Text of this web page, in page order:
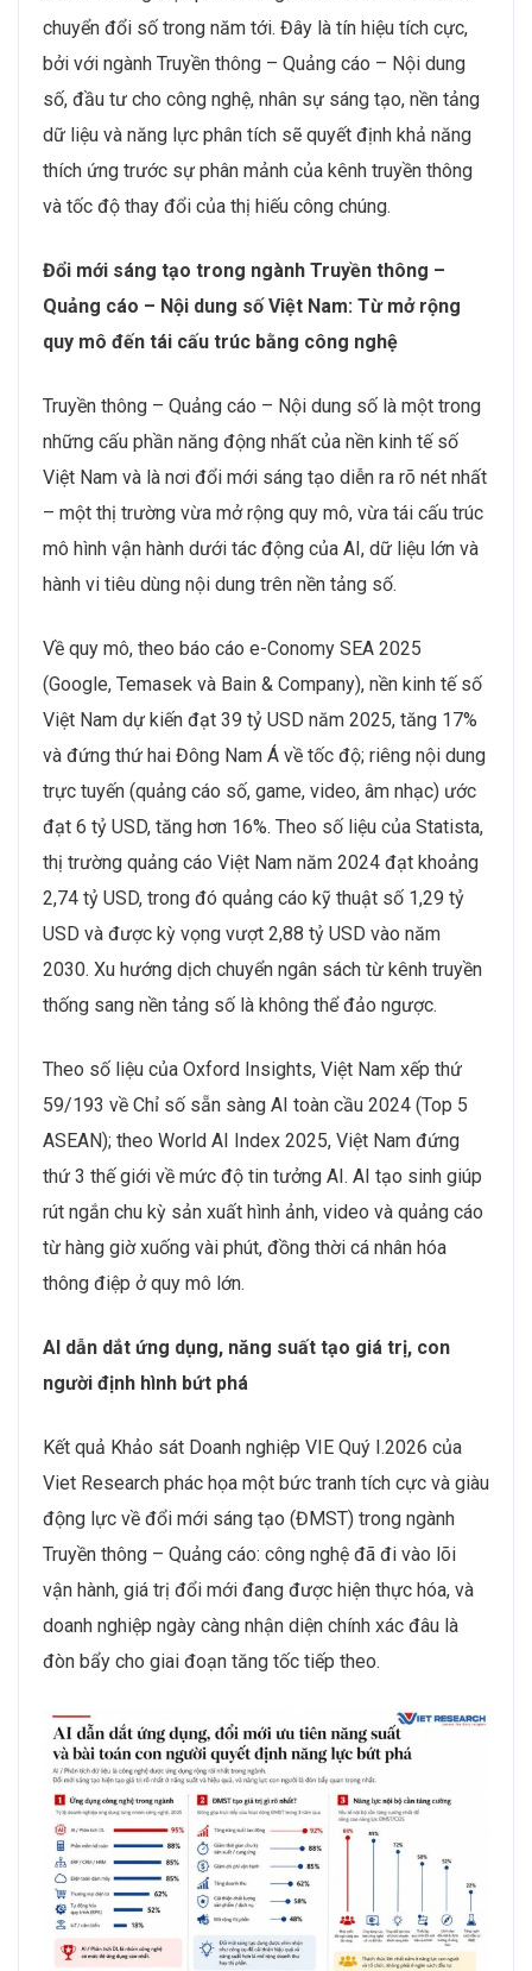
chuyển đổi số trong năm tới. Đây là tín hiệu tích cực,
bởi với ngành Truyền thông – Quảng cáo – Nội dung
số, đầu tư cho công nghệ, nhân sự sáng tạo, nền tảng
dữ liệu và năng lực phân tích sẽ quyết định khả năng
thích ứng trước sự phân mảnh của kênh truyền thông
và tốc độ thay đổi của thị hiếu công chúng.
Đổi mới sáng tạo trong ngành Truyền thông –
Quảng cáo – Nội dung số Việt Nam: Từ mở rộng
quy mô đến tái cấu trúc bằng công nghệ
Truyền thông – Quảng cáo – Nội dung số là một trong
những cấu phần năng động nhất của nền kinh tế số
Việt Nam và là nơi đổi mới sáng tạo diễn ra rõ nét nhất
– một thị trường vừa mở rộng quy mô, vừa tái cấu trúc
mô hình vận hành dưới tác động của AI, dữ liệu lớn và
hành vi tiêu dùng nội dung trên nền tảng số.
Về quy mô, theo báo cáo e-Conomy SEA 2025
(Google, Temasek và Bain & Company), nền kinh tế số
Việt Nam dự kiến đạt 39 tỷ USD năm 2025, tăng 17%
và đứng thứ hai Đông Nam Á về tốc độ; riêng nội dung
trực tuyến (quảng cáo số, game, video, âm nhạc) ước
đạt 6 tỷ USD, tăng hơn 16%. Theo số liệu của Statista,
thị trường quảng cáo Việt Nam năm 2024 đạt khoảng
2,74 tỷ USD, trong đó quảng cáo kỹ thuật số 1,29 tỷ
USD và được kỳ vọng vượt 2,88 tỷ USD vào năm
2030. Xu hướng dịch chuyển ngân sách từ kênh truyền
thống sang nền tảng số là không thể đảo ngược.
Theo số liệu của Oxford Insights, Việt Nam xếp thứ
59/193 về Chỉ số sẵn sàng AI toàn cầu 2024 (Top 5
ASEAN); theo World AI Index 2025, Việt Nam đứng
thứ 3 thế giới về mức độ tin tưởng AI. AI tạo sinh giúp
rút ngắn chu kỳ sản xuất hình ảnh, video và quảng cáo
từ hàng giờ xuống vài phút, đồng thời cá nhân hóa
thông điệp ở quy mô lớn.
AI dẫn dắt ứng dụng, năng suất tạo giá trị, con
người định hình bứt phá
Kết quả Khảo sát Doanh nghiệp VIE Quý I.2026 của
Viet Research phác họa một bức tranh tích cực và giàu
động lực về đổi mới sáng tạo (ĐMST) trong ngành
Truyền thông – Quảng cáo: công nghệ đã đi vào lõi
vận hành, giá trị đổi mới đang được hiện thực hóa, và
doanh nghiệp ngày càng nhận diện chính xác đâu là
đòn bẩy cho giai đoạn tăng tốc tiếp theo.